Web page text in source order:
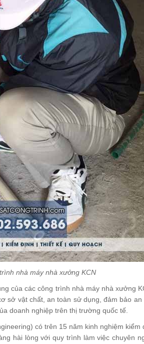
nhà máy nhà xưởng KCN
của các công trình nhà máy nhà xưởng
sở vật chất, an toàn sử dụng, đảm bảo an
doanh nghiệp trên thị trường quốc tế.
có trên 15 năm kinh nghiệm kiểm
hài lòng với quy trình làm việc chuyên